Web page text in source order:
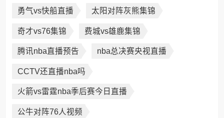
勇气vs快船直播 太阳对阵灰熊集锦
奇才vs76集锦 费城vs雄鹿集锦
腾讯nba直播预告 nba总决赛央视直播
CCTV还直播nba吗
火箭vs雷霆nba季后赛今日直播
公牛对阵76人视频